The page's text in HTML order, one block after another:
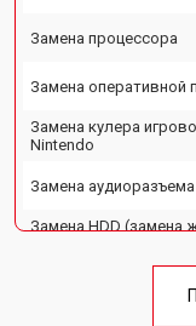
Замена процессора
Замена оперативной
Замена кулера
Nintendo
Замена аудиоразъема
Замена HDD (замена
Замена Ethernet порта